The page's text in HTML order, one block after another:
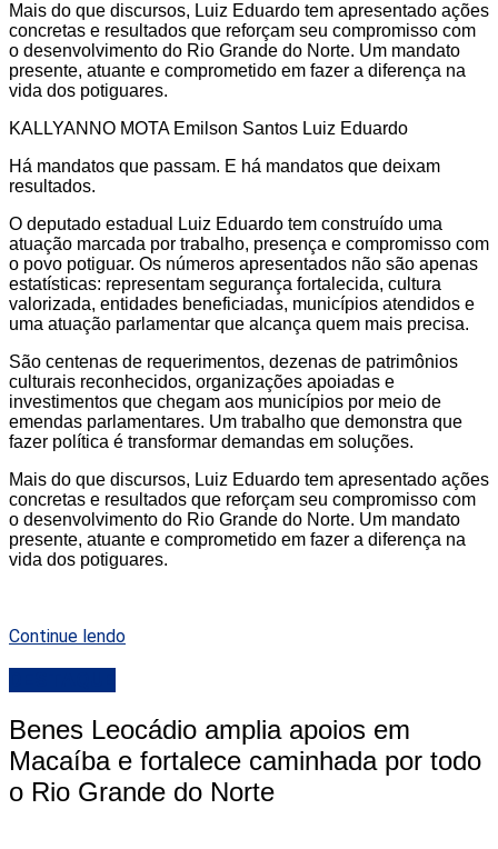
Mais do que discursos, Luiz Eduardo tem apresentado ações
concretas e resultados que reforçam seu compromisso com
o desenvolvimento do Rio Grande do Norte. Um mandato
presente, atuante e comprometido em fazer a diferença na
vida dos potiguares.
KALLYANNO MOTA Emilson Santos Luiz Eduardo
Há mandatos que passam. E há mandatos que deixam
resultados.
O deputado estadual Luiz Eduardo tem construído uma
atuação marcada por trabalho, presença e compromisso com
o povo potiguar. Os números apresentados não são apenas
estatísticas: representam segurança fortalecida, cultura
valorizada, entidades beneficiadas, municípios atendidos e
uma atuação parlamentar que alcança quem mais precisa.
São centenas de requerimentos, dezenas de patrimônios
culturais reconhecidos, organizações apoiadas e
investimentos que chegam aos municípios por meio de
emendas parlamentares. Um trabalho que demonstra que
fazer política é transformar demandas em soluções.
Mais do que discursos, Luiz Eduardo tem apresentado ações
concretas e resultados que reforçam seu compromisso com
o desenvolvimento do Rio Grande do Norte. Um mandato
presente, atuante e comprometido em fazer a diferença na
vida dos potiguares.
Continue lendo
Benes Leocádio amplia apoios em
Macaíba e fortalece caminhada por todo
o Rio Grande do Norte